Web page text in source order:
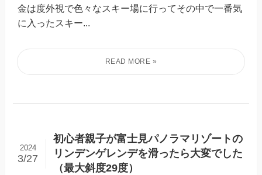
金は度外視で色々なスキー場に行ってその中で一番気
に入ったスキー...
初心者親子が富士見パノラマリゾートの
リンデンゲレンデを滑ったら大変でした
（最大斜度29度）
2024
3/27